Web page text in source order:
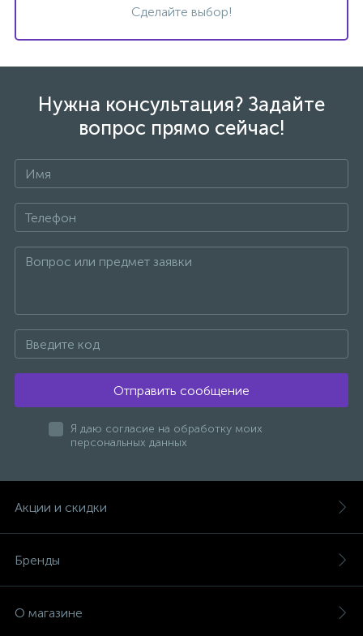
Сделайте выбор!
Нужна консультация? Задайте
вопрос прямо сейчас!
+7
Отправить сообщение
Я даю согласие на обработку моих
персональных данных
Акции и скидки
Бренды
О магазине